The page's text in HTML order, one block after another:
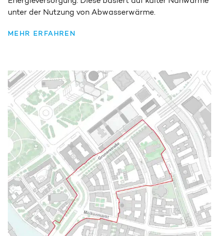
unter der Nutzung von Ab­wasserwärme.
MEHR ERFAHREN